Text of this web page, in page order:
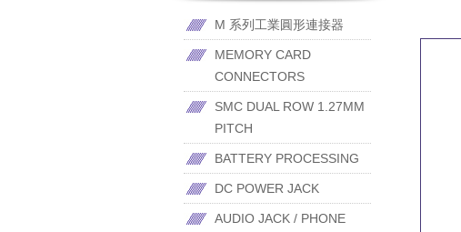
M 系列工業圓形連接器
MEMORY CARD
CONNECTORS
SMC DUAL ROW 1.27MM
PITCH
BATTERY PROCESSING
DC POWER JACK
AUDIO JACK / PHONE